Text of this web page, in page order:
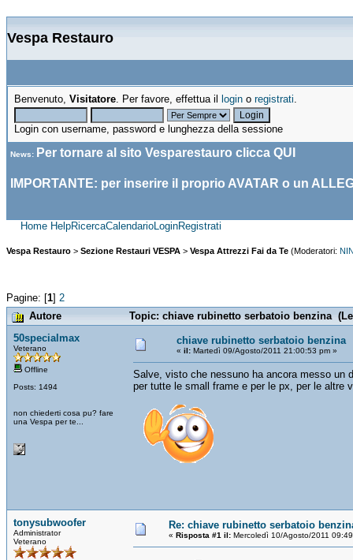
Vespa Restauro
Benvenuto, Visitatore. Per favore, effettua il login o registrati.
Login con username, password e lunghezza della sessione
News: Per tornare al sito Vesparestauro clicca QUI
IMPORTANTE: per inserire il proprio AVATAR o un
Home HelpRicercaCalendarioLoginRegistrati
Vespa Restauro > Sezione Restauri VESPA > Vespa Attrezzi Fai da Te (Moderatori:
Pagine: [1] 2
Autore
Topic: chiave rubinetto serbatoio benzina
50specialmax
Veterano
Offline
Posts: 1494
non chiederti cosa pu? fare
una Vespa per te...
chiave rubinetto serbatoio benzina
« il: Martedì 09/Agosto/2011 21:00:53 pm »
Salve, visto che nessuno ha ancora messo un
per tutte le small frame e per le px, per le altre
tonysubwoofer
Administrator
Veterano
Re: chiave rubinetto serbatoio
« Risposta #1 il: Mercoledì 10/Agosto/2011